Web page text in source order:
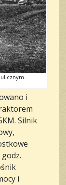
i
Silnik
i